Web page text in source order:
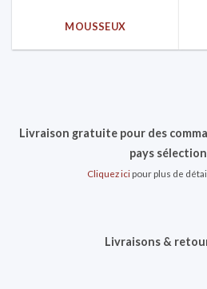
MOUSSEUX
Livraison gratuite pour des
pays
Cliquez icipour plus de
Livraisons &